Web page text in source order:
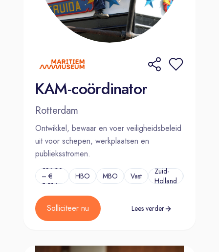
KAM-coördinator
Rotterdam
Ontwikkel, bewaar en voer veiligheidsbeleid
uit voor schepen, werkplaatsen en
publieksstromen.
€3.768
– €
5.516
HBO MBO Vast
Zuid-
Holland
Solliciteer nu Lees verder